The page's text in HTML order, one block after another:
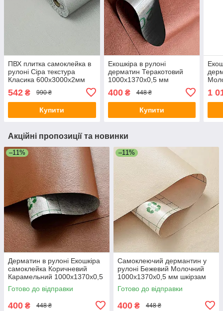
ПВХ плитка самоклейка в
рулоні Сіра текстура
Класика 600х3000х2мм
для стін SW-00002043
542 ₴ 990 ₴
Купити
Екошкіра в рулоні
дерматин Теракотовий
1000х1370х0,5 мм
шкірозамінник для меблів
400₴ 448 ₴
Купити
1
Акційні пропозиції та новинки
–11%
Дерматин в рулоні Екошкіра
самоклейка Коричневий
Карамельний 1000х1370х0,5
мм шкірозамінник для меблів
Готово до відправки
400 ₴ 448 ₴
–11%
Самоклеючий дермантин у
рулоні Бежевий Молочний
1000х1370х0,5 мм шкірзам
екокожа штучна
Готово до відправки
400 ₴ 448 ₴